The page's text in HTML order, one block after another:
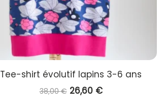
Tee-shirt évolutif lapins 3-6 ans
38,00€ Le
26,60 €Le